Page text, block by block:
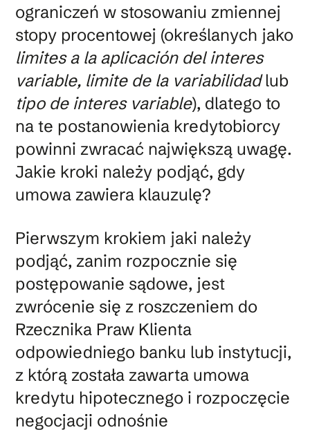
ograniczeń w stosowaniu zmiennej
stopy procentowej (określanych jako
limites a la aplicación del interes
variable, limite de la variabilidadlub
tipo de interes variable), dlatego to
na te postanowienia kredytobiorcy
powinni zwracać największą uwagę.
Jakie kroki należy podjąć, gdy
umowa zawiera klauzulę?
Pierwszym krokiem jaki należy
podjąć, zanim rozpocznie się
postępowanie sądowe, jest
zwrócenie się z roszczeniem do
Rzecznika Praw Klienta
odpowiedniego banku lub instytucji,
z którą została zawarta umowa
kredytu hipotecznego i rozpoczęcie
negocjacji odnośnie